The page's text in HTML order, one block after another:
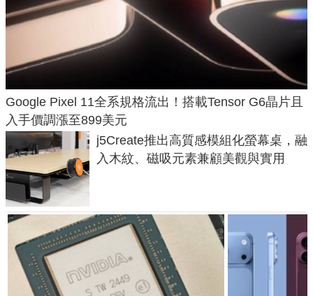
Google Pixel 11全系規格流出！搭載Tensor G6晶片且
入手價調漲至899美元
j5Create推出高質感模組化螢幕桌，融
入木紋、磁吸元素兼顧美觀與實用